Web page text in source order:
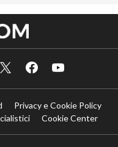
Privacy e Cookie Policy
Cookie Center